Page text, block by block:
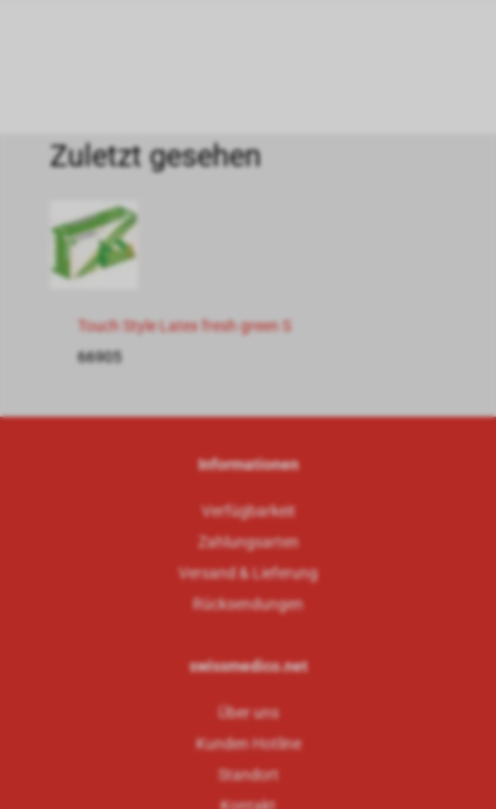
Zuletzt gesehen
Touch Style Latex fresh green S
66905
Informationen
Verfügbarkeit
Zahlungsarten
Versand & Lieferung
Rücksendungen
swissmedico.net
Über uns
Kunden Hotline
Standort